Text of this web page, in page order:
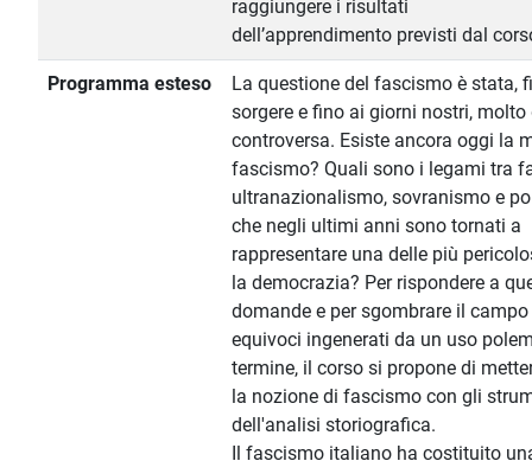
raggiungere i risultati
dell’apprendimento previsti dal
Programma esteso
La questione del fascismo è stata,
sorgere e fino ai giorni nostri,
controversa. Esiste ancora oggi la
fascismo? Quali sono i legami tra
ultranazionalismo, sovranismo e
che negli ultimi anni sono tornati a
rappresentare una delle più
la democrazia? Per rispondere a
domande e per sgombrare il
equivoci ingenerati da un uso
termine, il corso si propone di
la nozione di fascismo con gli
dell'analisi storiografica.
Il fascismo italiano ha costituito